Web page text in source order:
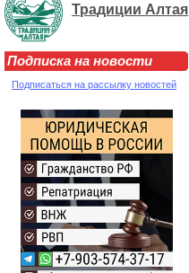
Традиции Алтая
Подписка на новости
Подписаться на рассылку новостей